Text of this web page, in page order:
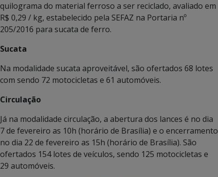
quilograma do material ferroso a ser reciclado, avaliado em
R$ 0,29 / kg, estabelecido pela SEFAZ na Portaria nº
205/2016 para sucata de ferro.
Sucata
Na modalidade sucata aproveitável, são ofertados 68 lotes
com sendo 72 motocicletas e 61 automóveis.
Circulação
Já na modalidade circulação, a abertura dos lances é no dia
7 de fevereiro as 10h (horário de Brasília) e o encerramento
no dia 22 de fevereiro as 15h (horário de Brasília). São
ofertados 154 lotes de veículos, sendo 125 motocicletas e
29 automóveis.